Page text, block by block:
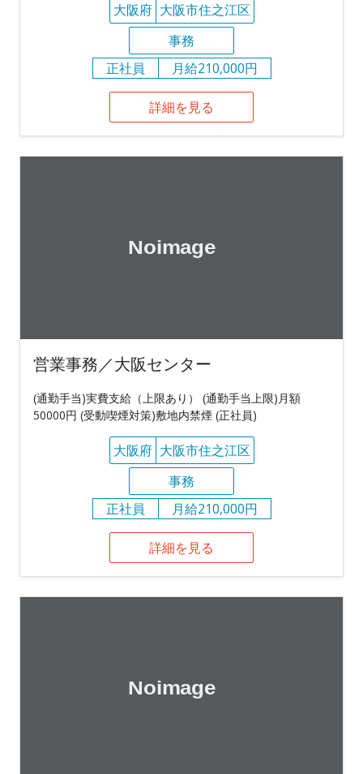
大阪府 大阪市住之江区
事務
正社員
月給210,000円
詳細を見る
営業事務／大阪センター
(通勤手当)実費支給（上限あり） (通勤手当上限)月額
50000円 (受動喫煙対策)敷地内禁煙 (正社員)
大阪府 大阪市住之江区
事務
正社員
月給210,000円
詳細を見る